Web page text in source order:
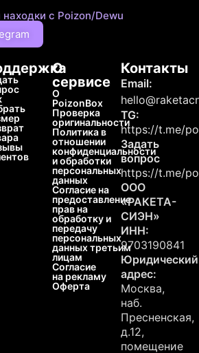
с Poizon/Dewu
О
сервисе
О
PoizonBox
Проверка
оригинальности
Политика в
отношении
конфиденциальности
и обработки
персональных
данных
Согласие на
предоставление
прав на
обработку и
передачу
персональных
данных третьим
лицам
Согласие
на рекламу
Оферта
Контакты
Email:
TG:
https://t.me/
Задать
вопрос
https://t.me/
ООО
«РАКЕТА-
СИЭН»
ИНН:
9703190841
Юридический
адрес:
Москва,
наб.
Пресненская,
д.12,
помещение